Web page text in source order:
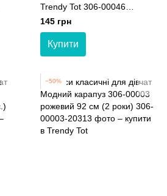
Trendy Tot 306-00046
кораловий 134 см (9 років)
145 грн
Купити
−50%